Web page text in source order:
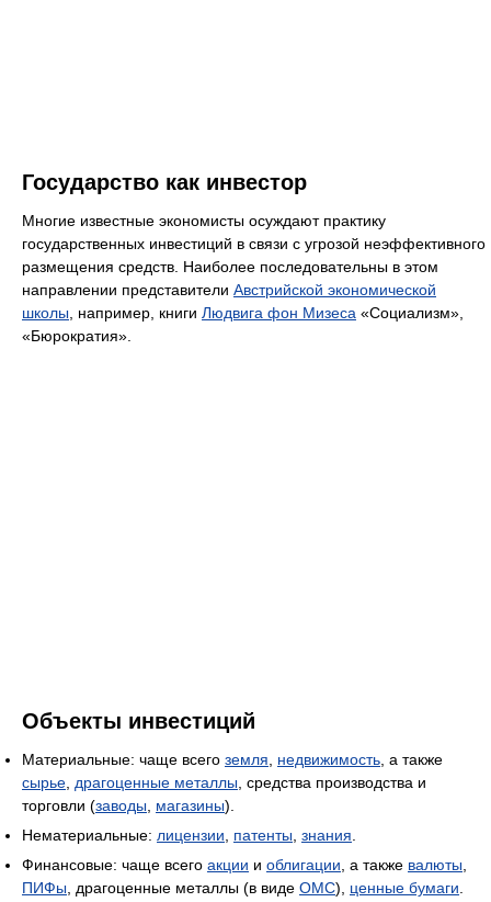
Государство как инвестор
Многие известные экономисты осуждают практику
государственных инвестиций в связи с угрозой неэффективного
размещения средств. Наиболее последовательны в этом
направлении представители Австрийской экономической
школы , например, книги Людвига фон Мизеса «Социализм»,
«Бюрократия».
Объекты инвестиций
Материальные: чаще всего земля недвижимость , а также
сырье драгоценные металлы , средства производства и
торговли (заводы магазины).
Нематериальные: лицензии патенты знания
Финансовые: чаще всего акции и облигации , а также валюты
ПИФы , драгоценные металлы (в виде ОМС), ценные бумаги